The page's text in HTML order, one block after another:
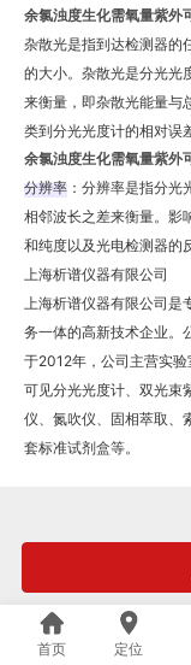
余氯浊度生化需氧量紫外
杂散光是指到达检测器的
的大小。杂散光是分光光
来衡量，即杂散光能量与
类到分光光度计的相对误
余氯浊度生化需氧量紫外
分辨率 ：分辨率是指分
相邻波长之差来衡量。影
和纯度以及光电检测器的
上海析谱仪器有限公司
上海析谱仪器有限公司
务一体的高新技术企业。
于2012年，公司主营实验
可见分光光度计、双光束
仪、氮吹仪、固相萃取、
套标准试剂盒等。
首页 定位